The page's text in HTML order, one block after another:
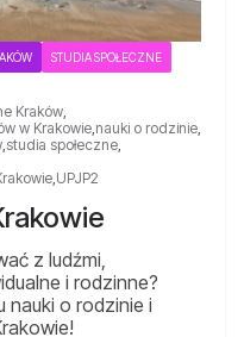
STUDIA SPOŁECZNE
Kraków,
w Krakowie,nauki o rodzinie,
,studia społeczne,
,UPJP2
z ludźmi,
i rodzinne?
nauki o rodzinie i